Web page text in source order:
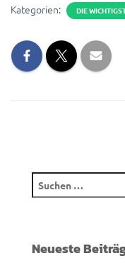
Kategorien: DIE
Neueste